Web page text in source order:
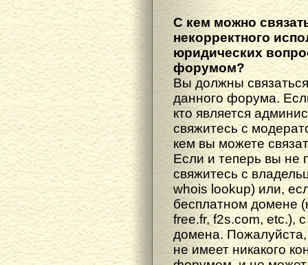
С кем можно
некорректного
юридических
форумом?
Вы должны
данного форума.
кто является
свяжитесь с
кем вы можете
Если и теперь вы не
свяжитесь с
whois lookup) или,
бесплатном домене
free.fr, f2s.com, etc.),
домена. Пожалуйста,
не имеет никакого